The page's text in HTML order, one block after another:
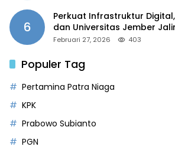
6
Perkuat Infrastruktur
dan Universitas Jember
Smart Campus Berbasis AI
Februari 27, 2026 403
Populer Tag
Pertamina Patra Niaga
KPK
Prabowo Subianto
PGN